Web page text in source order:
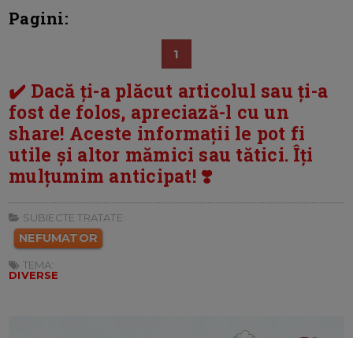
Pagini:
1
✔️ Dacă ți-a plăcut articolul sau ți-a
fost de folos, apreciază-l cu un
share! Aceste informații le pot fi
utile și altor mămici sau tătici. Îți
mulțumim anticipat! ❣️
SUBIECTE TRATATE:
NEFUMATOR
TEMA:
DIVERSE